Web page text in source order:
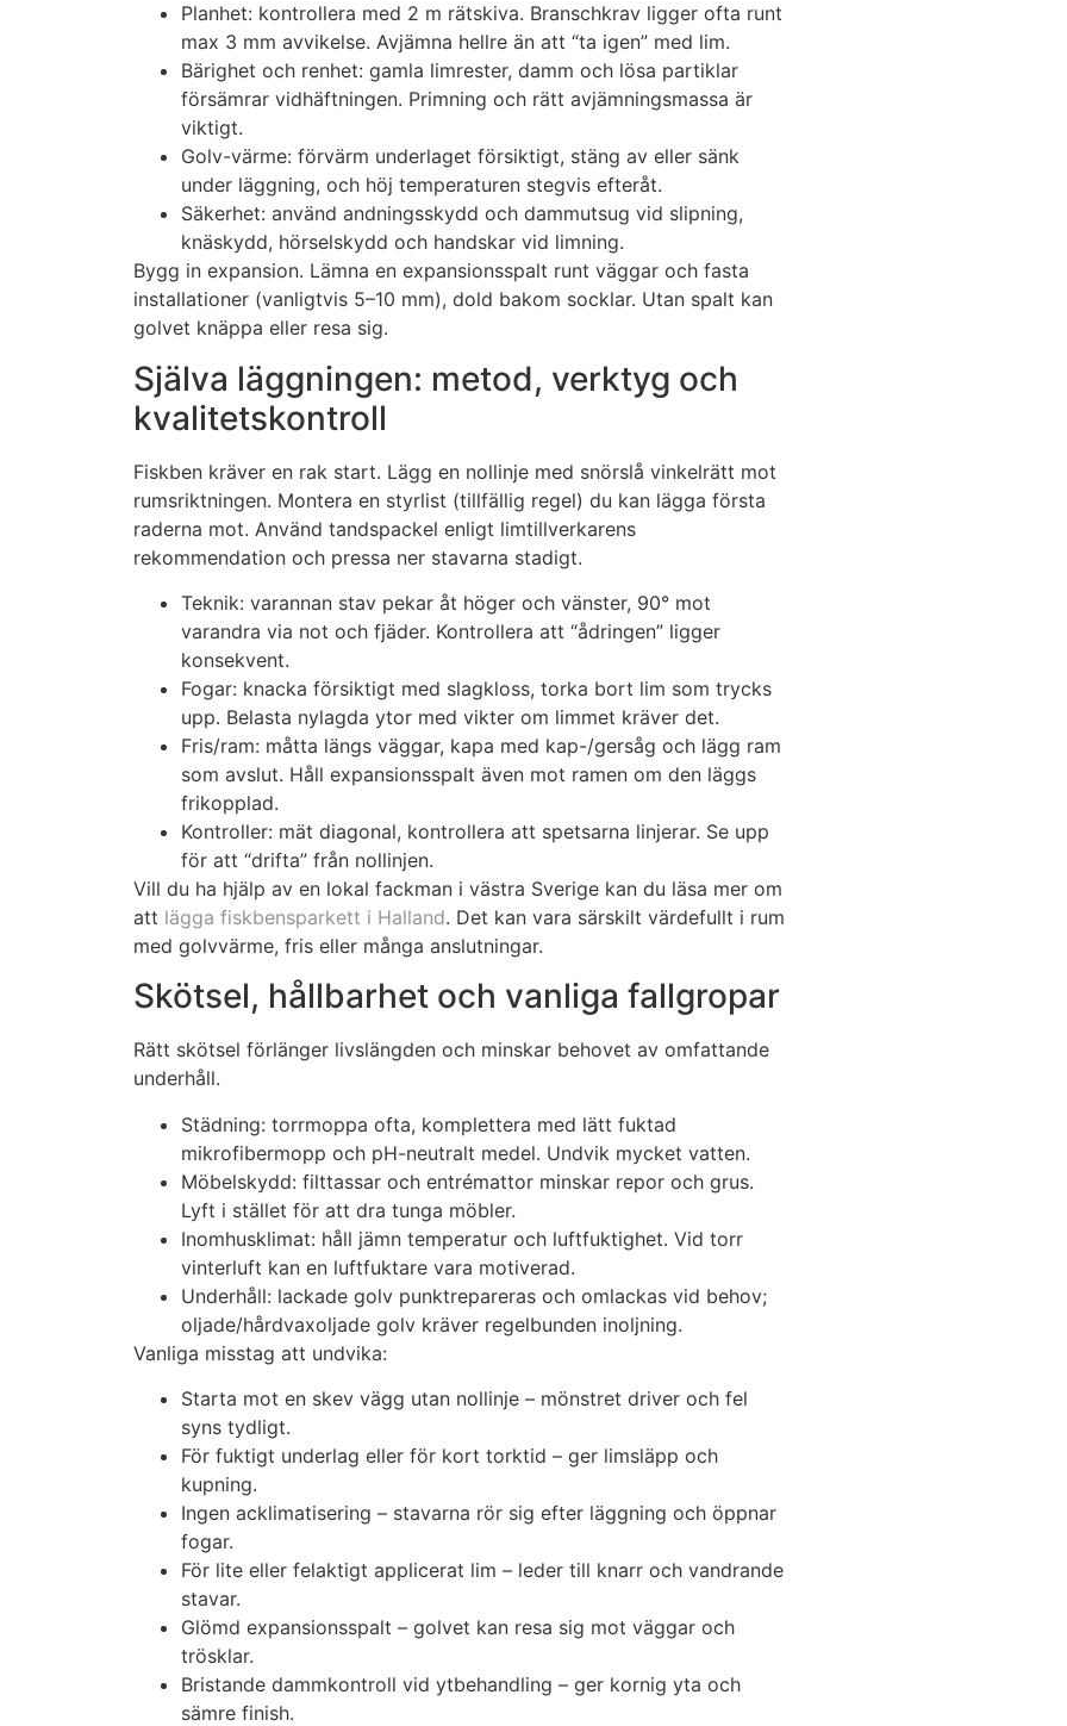
Planhet: kontrollera med 2 m rätskiva. Branschkrav ligger ofta runt
max 3 mm avvikelse. Avjämna hellre än att “ta igen” med lim.
Bärighet och renhet: gamla limrester, damm och lösa partiklar
försämrar vidhäftningen. Primning och rätt avjämningsmassa är
viktigt.
Golv-värme: förvärm underlaget försiktigt, stäng av eller sänk
under läggning, och höj temperaturen stegvis efteråt.
Säkerhet: använd andningsskydd och dammutsug vid slipning,
knäskydd, hörselskydd och handskar vid limning.
Bygg in expansion. Lämna en expansionsspalt runt väggar och fasta
installationer (vanligtvis 5–10 mm), dold bakom socklar. Utan spalt kan
golvet knäppa eller resa sig.
Själva läggningen: metod, verktyg och
kvalitetskontroll
Fiskben kräver en rak start. Lägg en nollinje med snörslå vinkelrätt mot
rumsriktningen. Montera en styrlist (tillfällig regel) du kan lägga första
raderna mot. Använd tandspackel enligt limtillverkarens
rekommendation och pressa ner stavarna stadigt.
Teknik: varannan stav pekar åt höger och vänster, 90° mot
varandra via not och fjäder. Kontrollera att “ådringen” ligger
konsekvent.
Fogar: knacka försiktigt med slagkloss, torka bort lim som trycks
upp. Belasta nylagda ytor med vikter om limmet kräver det.
Fris/ram: måtta längs väggar, kapa med kap-/gersåg och lägg ram
som avslut. Håll expansionsspalt även mot ramen om den läggs
frikopplad.
Kontroller: mät diagonal, kontrollera att spetsarna linjerar. Se upp
för att “drifta” från nollinjen.
Vill du ha hjälp av en lokal fackman i västra Sverige kan du läsa mer om
att lägga fiskbensparkett i Halland. Det kan vara särskilt värdefullt i rum
med golvvärme, fris eller många anslutningar.
Skötsel, hållbarhet och vanliga fallgropar
Rätt skötsel förlänger livslängden och minskar behovet av omfattande
underhåll.
Städning: torrmoppa ofta, komplettera med lätt fuktad
mikrofibermopp och pH-neutralt medel. Undvik mycket vatten.
Möbelskydd: filttassar och entrémattor minskar repor och grus.
Lyft i stället för att dra tunga möbler.
Inomhusklimat: håll jämn temperatur och luftfuktighet. Vid torr
vinterluft kan en luftfuktare vara motiverad.
Underhåll: lackade golv punktrepareras och omlackas vid behov;
oljade/hårdvaxoljade golv kräver regelbunden inoljning.
Vanliga misstag att undvika:
Starta mot en skev vägg utan nollinje – mönstret driver och fel
syns tydligt.
För fuktigt underlag eller för kort torktid – ger limsläpp och
kupning.
Ingen acklimatisering – stavarna rör sig efter läggning och öppnar
fogar.
För lite eller felaktigt applicerat lim – leder till knarr och vandrande
stavar.
Glömd expansionsspalt – golvet kan resa sig mot väggar och
trösklar.
Bristande dammkontroll vid ytbehandling – ger kornig yta och
sämre finish.